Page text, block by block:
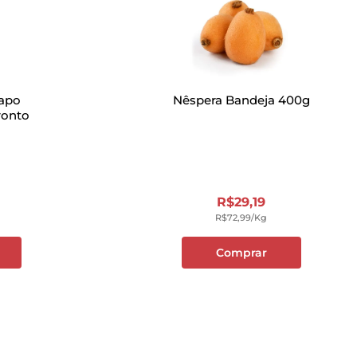
Nêspera Bandeja 400g
R$29,19
R$72,99/kg
Comprar